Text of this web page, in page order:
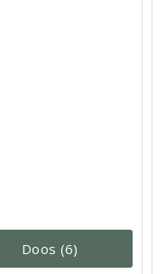
Doos (6)